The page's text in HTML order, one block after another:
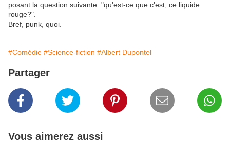
posant la question suivante: "qu'est-ce que c'est, ce liquide
rouge?".
Bref, punk, quoi.
#Comédie #Science-fiction #Albert Dupontel
Partager
Vous aimerez aussi